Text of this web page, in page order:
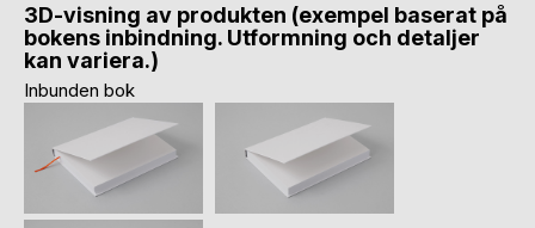
3D-visning av produkten (exempel baserat på
bokens inbindning. Utformning och detaljer
kan variera.)
Inbunden bok